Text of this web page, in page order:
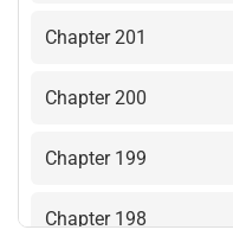
Chapter 201
Chapter 200
Chapter 199
Chapter 198